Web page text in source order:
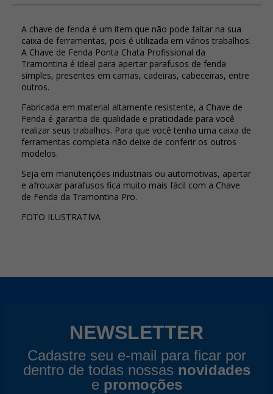
A chave de fenda é um item que não pode faltar na sua
caixa de ferramentas, pois é utilizada em vários trabalhos.
A Chave de Fenda Ponta Chata Profissional da
Tramontina é ideal para apertar parafusos de fenda
simples, presentes em camas, cadeiras, cabeceiras, entre
outros.
Fabricada em material altamente resistente, a Chave de
Fenda é garantia de qualidade e praticidade para você
realizar seus trabalhos. Para que você tenha uma caixa de
ferramentas completa não deixe de conferir os outros
modelos.
Seja em manutenções industriais ou automotivas, apertar
e afrouxar parafusos fica muito mais fácil com a Chave
de Fenda da Tramontina Pro.
FOTO ILUSTRATIVA
NEWSLETTER
Cadastre seu e-mail para ficar por
dentro de todas nossas novidades
e promoções